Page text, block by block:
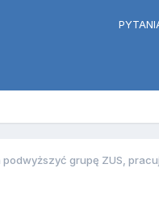
podwyższyć grupę ZUS,